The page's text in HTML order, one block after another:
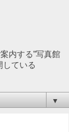
内する”写真館
している
▼